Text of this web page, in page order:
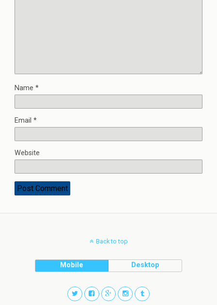
Name *
Email *
Website
Back to top
Mobile Desktop